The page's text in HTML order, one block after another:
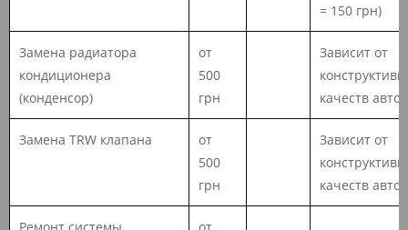
= 150 грн)
Замена радиатора
кондиционера
(конденсор)
от
500
грн
Зависит от
качеств авто
Замена TRW клапана
от
500
грн
Зависит от
качеств авто